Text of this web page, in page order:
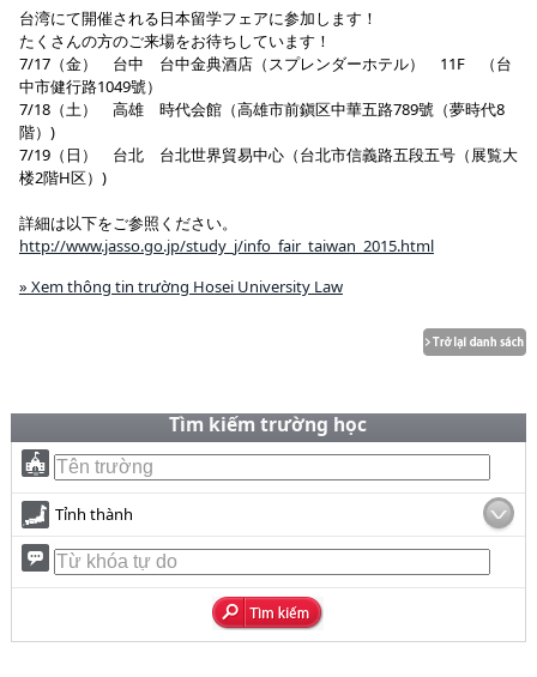
台湾にて開催される日本留学フェアに参加します！
たくさんの方のご来場をお待ちしています！
7/17（金） 台中 台中金典酒店（スプレンダーホテル） 11F （台
中市健行路1049號）
7/18（土） 高雄 時代会館（高雄市前鎭区中華五路789號（夢時代8
階）)
7/19（日） 台北 台北世界貿易中心（台北市信義路五段五号（展覧大
楼2階H区）)
詳細は以下をご参照ください。
http://www.jasso.go.jp/study_j/info_fair_taiwan_2015.html
» Xem thông tin trường Hosei University Law
Tìm kiếm trường học
Tỉnh thành